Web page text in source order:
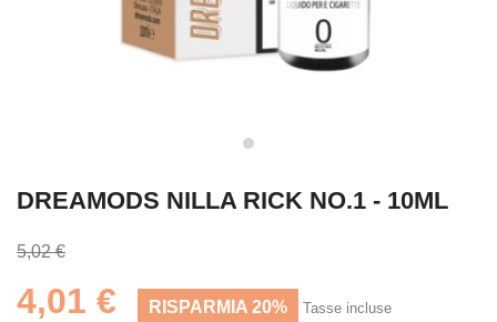
DREAMODS NILLA RICK NO.1 - 10ML
5,02 €
4,01 € RISPARMIA 20% Tasse incluse